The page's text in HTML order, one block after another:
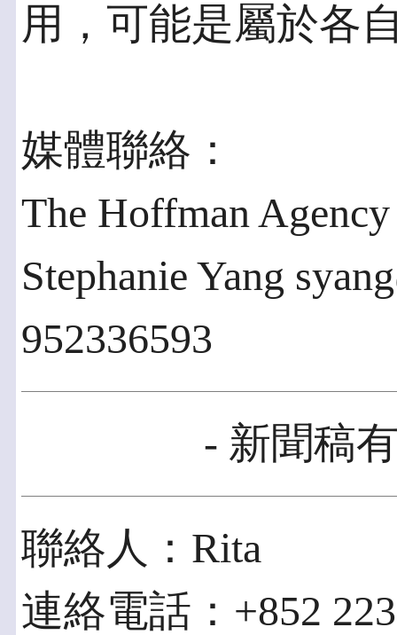
用，可能是屬於各
媒體聯絡：
The Hoffman Agency
Stephanie Yang
952336593
- 新聞稿
聯絡人：Rita
連絡電話：+852